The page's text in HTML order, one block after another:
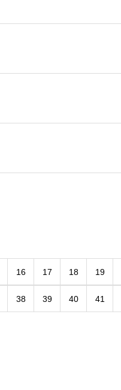
16 17 18 19
38 39 40 41